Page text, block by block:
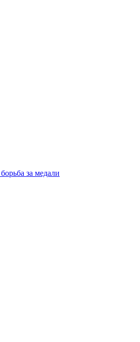
за медали